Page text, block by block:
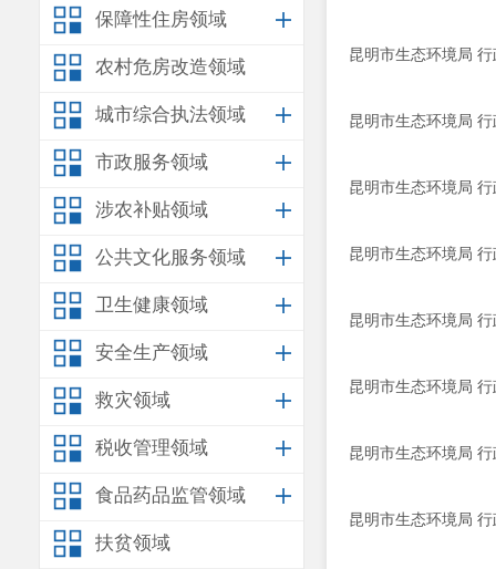
保障性住房领域
农村危房改造领域
城市综合执法领域
市政服务领域
涉农补贴领域
公共文化服务领域
卫生健康领域
安全生产领域
救灾领域
税收管理领域
食品药品监管领域
扶贫领域
昆明市生态环境局
昆明市生态环境局
昆明市生态环境局
昆明市生态环境局
昆明市生态环境局
昆明市生态环境局
昆明市生态环境局
昆明市生态环境局